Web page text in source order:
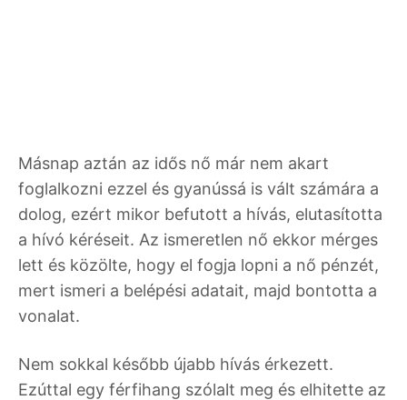
Másnap aztán az idős nő már nem akart
foglalkozni ezzel és gyanússá is vált számára a
dolog, ezért mikor befutott a hívás, elutasította
a hívó kéréseit. Az ismeretlen nő ekkor mérges
lett és közölte, hogy el fogja lopni a nő pénzét,
mert ismeri a belépési adatait, majd bontotta a
vonalat.
Nem sokkal később újabb hívás érkezett.
Ezúttal egy férfihang szólalt meg és elhitette az